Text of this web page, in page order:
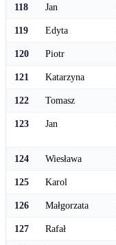
118 Jan
119 Edyta
120 Piotr
121 Katarzyna
122 Tomasz
123 Jan
124 Wiesława
125 Karol
126 Małgorzata
127 Rafał